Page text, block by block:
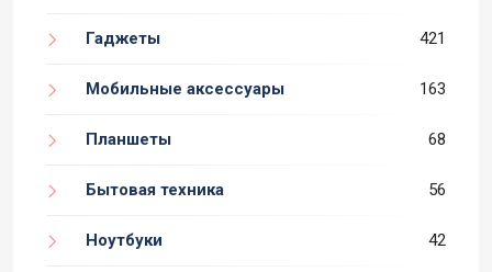
Гаджеты 421
Мобильные аксессуары 163
Планшеты 68
Бытовая техника 56
Ноутбуки 42